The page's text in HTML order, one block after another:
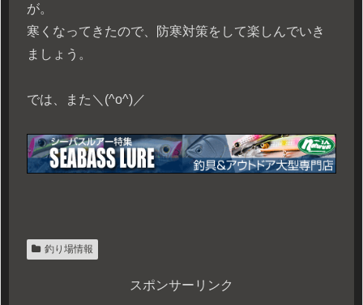
が。
寒くなってきたので、防寒対策をして楽しんでいき
ましょう。
では、また＼(^o^)／
釣り場情報
スポンサーリンク